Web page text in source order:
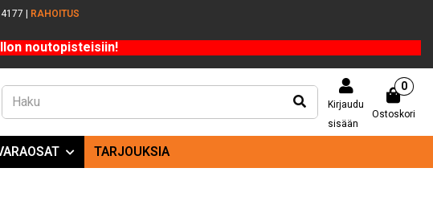
| RAHOITUS
noutopisteisiin!
Kirjaudu
sisään
Ostoskori
0
TARJOUKSIA